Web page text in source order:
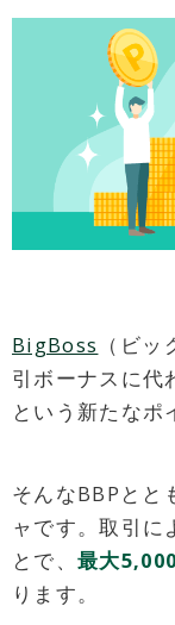
BigBoss （ビ
引ボーナスに代
という新たなポ
そんなBBPとと
ャです。取引に
とで、最大
ります。